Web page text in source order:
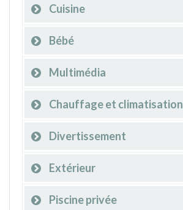
Cuisine
Bébé
Multimédia
Chauffage et climatisation
Divertissement
Extérieur
Piscine privée